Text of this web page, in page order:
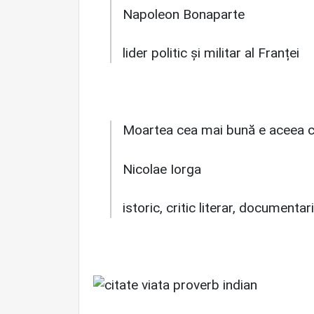
Napoleon Bonaparte
lider politic și militar al Franței
Moartea cea mai bună e aceea
Nicolae Iorga
istoric, critic literar,